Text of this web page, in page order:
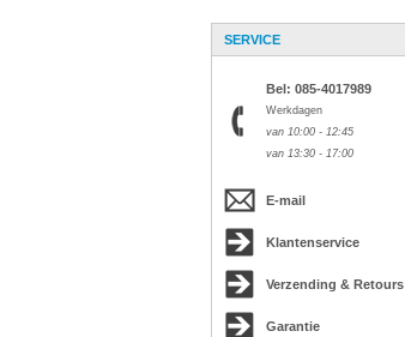
SERVICE
Bel: 085-4017989
Werkdagen
van 10:00 - 12:45
van 13:30 - 17:00
E-mail
Klantenservice
Verzending & Retours
Garantie